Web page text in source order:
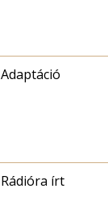
Adaptáció
Rádióra írt